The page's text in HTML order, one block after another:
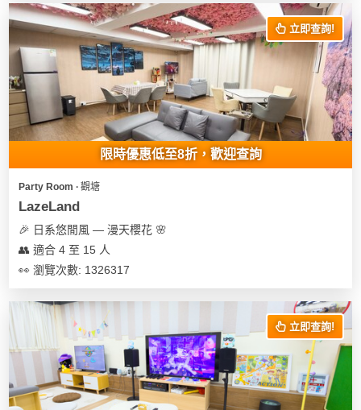
類
Party
Room
到
會
特
色
蛋
糕
花
藝
禮
活
動
類
型
Party
朋
友
聚
會
日
動
攻
略
活
動
員
計
劃
會
社
立即查詢!
限時優惠低至8折，歡迎查詢
Party Room ∙ 觀塘
LazeLand
🎉 日系悠閒風 — 漫天櫻花 🌸
👥 適合 4 至 15 人
👀 瀏覽次數: 1326317
立即查詢!